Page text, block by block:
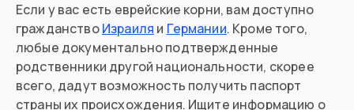
Если у вас есть еврейские корни, вам доступно
гражданствоИзраиля и Германии. Кроме того,
любые документально подтвержденные
родственники другой национальности, скорее
всего, дадут возможность получить паспорт
страны их происхождения. Ищите информацию о